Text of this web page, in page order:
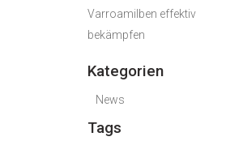
Varroamilben effektiv
bekämpfen
Kategorien
News
Tags